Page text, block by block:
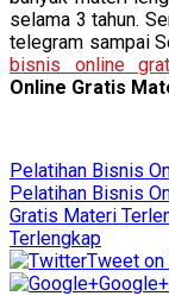
selama 3 tahun.
telegram sampai
bisnis online
Online Gratis
Pelatihan Bisnis
Pelatihan Bisnis
Gratis Materi
Terlengkap
Tweet
Google+